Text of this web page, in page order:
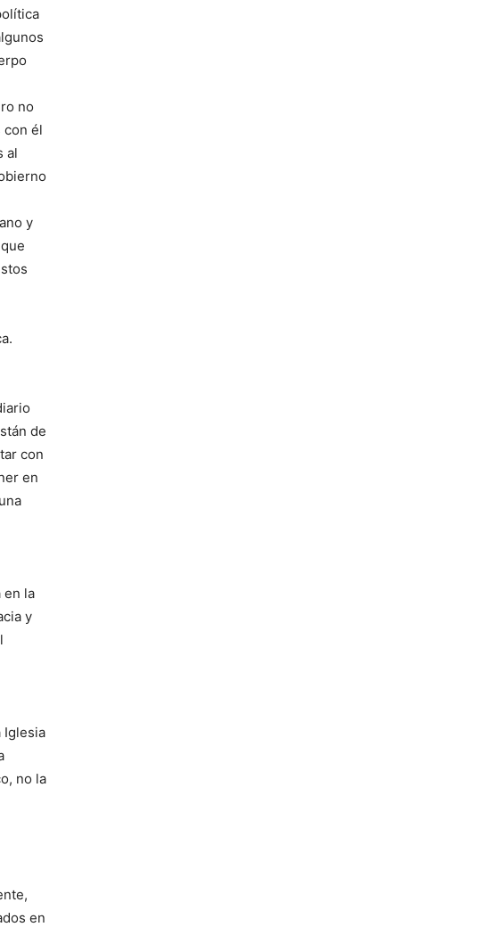
no
con él
al
y
de
con
en
en la
y
Iglesia
no la
en